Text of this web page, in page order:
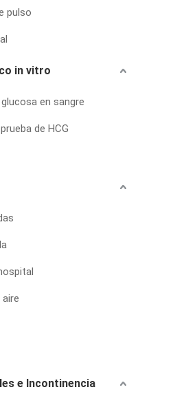
pulso
in vitro
en sangre
de HCG
e Incontinencia